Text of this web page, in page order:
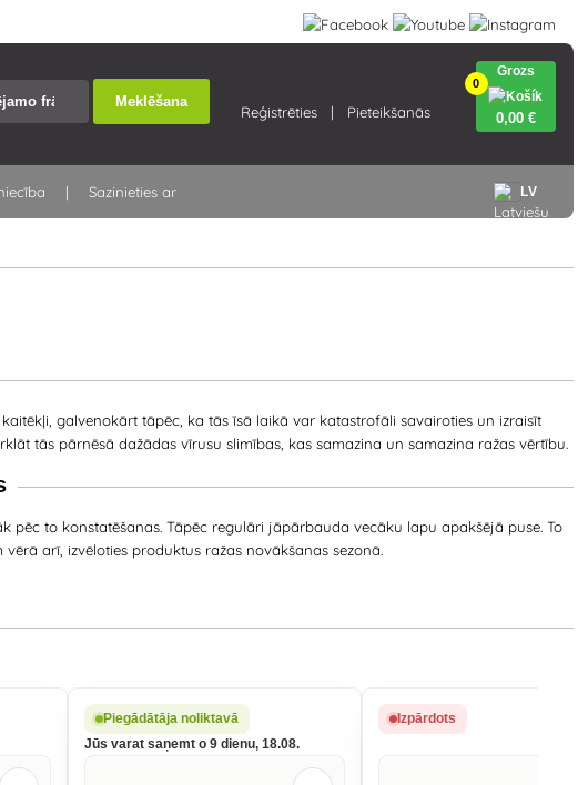
Meklēšana
Reģistrēties Pieteikšanās
0
Grozs
0,00 €
LV
Sazinieties ar
galvenokārt tāpēc, ka tās īsā laikā var katastrofāli savairoties un izraisīt
tās pārnēsā dažādas vīrusu slimības, kas samazina un samazina ražas vērtību.
pēc to konstatēšanas. Tāpēc regulāri jāpārbauda vecāku lapu apakšējā puse. To
arī, izvēloties produktus ražas novākšanas sezonā.
Piegādātāja noliktavā
Jūs varat saņemt o 9 dienu, 18.08.
Izpārdots